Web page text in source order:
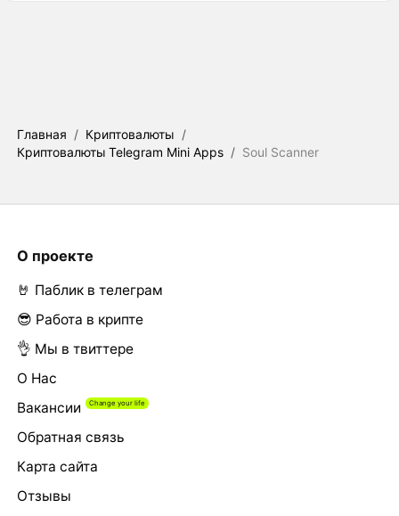
Главная / Криптовалюты /
Криптовалюты Telegram Mini Apps / Soul Scanner
О проекте
🤘 Паблик в телеграм
😎 Работа в крипте
👌 Мы в твиттере
О Нас
Вакансии
Обратная связь
Карта сайта
Отзывы